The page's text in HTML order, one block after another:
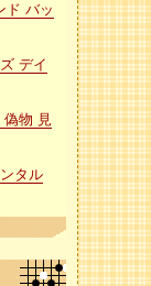
ド バッ
デイ
偽物 見
タル